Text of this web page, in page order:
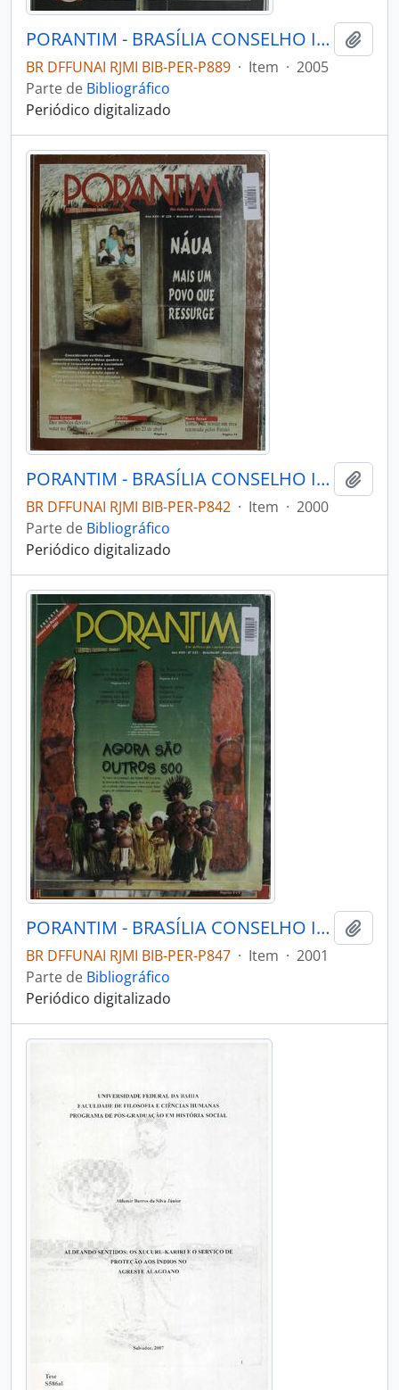
PORANTIM - BRASÍLIA CONSELHO INDIGENISTA MISSIONÁRIO - 2005 - Nº276
BR DFFUNAI RJMI BIB-PER-P889 · Item · 2005
Parte de Bibliográfico
Periódico digitalizado
PORANTIM - BRASÍLIA CONSELHO INDIGENISTA MISSIONÁRIO - 2000 - Nº228
BR DFFUNAI RJMI BIB-PER-P842 · Item · 2000
Parte de Bibliográfico
Periódico digitalizado
PORANTIM - BRASÍLIA CONSELHO INDIGENISTA MISSIONÁRIO - 2001 - Nº233
BR DFFUNAI RJMI BIB-PER-P847 · Item · 2001
Parte de Bibliográfico
Periódico digitalizado